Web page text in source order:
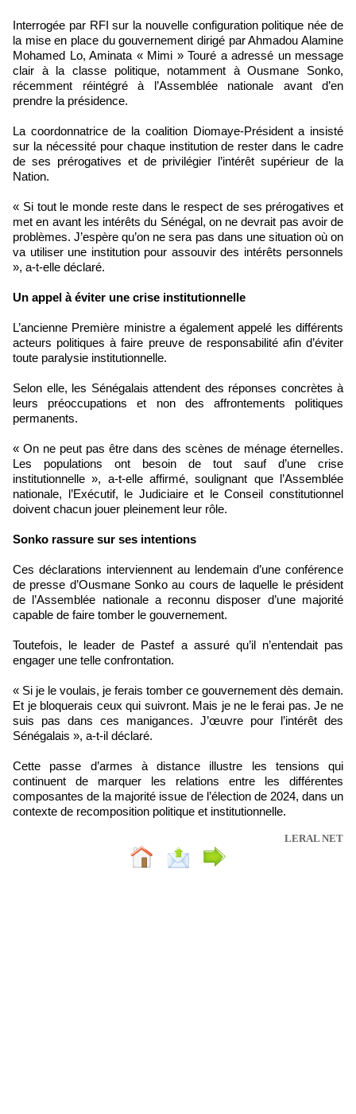
Interrogée par RFI sur la nouvelle configuration politique née de
la mise en place du gouvernement dirigé par Ahmadou Alamine
Mohamed Lo, Aminata « Mimi » Touré a adressé un message
clair à la classe politique, notamment à Ousmane Sonko,
récemment réintégré à l’Assemblée nationale avant d’en
prendre la présidence.
La coordonnatrice de la coalition Diomaye-Président a insisté
sur la nécessité pour chaque institution de rester dans le cadre
de ses prérogatives et de privilégier l’intérêt supérieur de la
Nation.
« Si tout le monde reste dans le respect de ses prérogatives et
met en avant les intérêts du Sénégal, on ne devrait pas avoir de
problèmes. J’espère qu’on ne sera pas dans une situation où on
va utiliser une institution pour assouvir des intérêts personnels
», a-t-elle déclaré.
Un appel à éviter une crise institutionnelle
L’ancienne Première ministre a également appelé les différents
acteurs politiques à faire preuve de responsabilité afin d’éviter
toute paralysie institutionnelle.
Selon elle, les Sénégalais attendent des réponses concrètes à
leurs préoccupations et non des affrontements politiques
permanents.
« On ne peut pas être dans des scènes de ménage éternelles.
Les populations ont besoin de tout sauf d’une crise
institutionnelle », a-t-elle affirmé, soulignant que l’Assemblée
nationale, l’Exécutif, le Judiciaire et le Conseil constitutionnel
doivent chacun jouer pleinement leur rôle.
Sonko rassure sur ses intentions
Ces déclarations interviennent au lendemain d’une conférence
de presse d’Ousmane Sonko au cours de laquelle le président
de l’Assemblée nationale a reconnu disposer d’une majorité
capable de faire tomber le gouvernement.
Toutefois, le leader de Pastef a assuré qu’il n’entendait pas
engager une telle confrontation.
« Si je le voulais, je ferais tomber ce gouvernement dès demain.
Et je bloquerais ceux qui suivront. Mais je ne le ferai pas. Je ne
suis pas dans ces manigances. J’œuvre pour l’intérêt des
Sénégalais », a-t-il déclaré.
Cette passe d’armes à distance illustre les tensions qui
continuent de marquer les relations entre les différentes
composantes de la majorité issue de l’élection de 2024, dans un
contexte de recomposition politique et institutionnelle.
LERAL NET